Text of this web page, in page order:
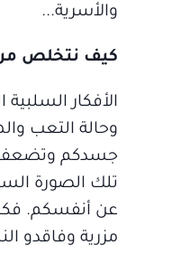
والأسرية...
كيف نتخلص من
الأفكار
وحالة التعب
جسدكم وتضعف
تلك الصورة
عن أنفسكم.
مزرية وفاقدو